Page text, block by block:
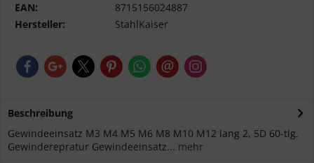
EAN:
8715156024887
Hersteller:
StahlKaiser
Beschreibung
Gewindeeinsatz M3 M4 M5 M6 M8 M10 M12 lang 2, 5D 60-tlg.
Gewinderepratur Gewindeeinsatz... mehr